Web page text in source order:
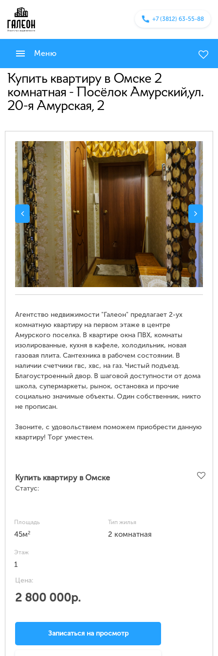
+7 (3812) 63-55-88
Меню
Купить квартиру в Омске 2
комнатная - Посёлок Амурский,ул.
20-я Амурская, 2
Агентство недвижимости "Галеон" предлагает 2-ух
комнатную квартиру на первом этаже в центре
Амурского поселка. В квартире окна ПВХ, комнаты
изолированные, кухня в кафеле, холодильник, новая
газовая плита. Сантехника в рабочем состоянии. В
наличии счетчики гвс, хвс, на газ. Чистый подъезд.
Благоустроенный двор. В шаговой доступности от дома
школа, супермаркеты, рынок, остановка и прочие
социально значимые объекты. Один собственник, никто
не прописан.
Звоните, с удовольствием поможем приобрести данную
квартиру! Торг уместен.
Купить квартиру в Омске
Статус:
Площадь
45м2
Тип жилья
2 комнатная
Этаж
1
Цена:
2 800 000р.
Записаться на просмотр